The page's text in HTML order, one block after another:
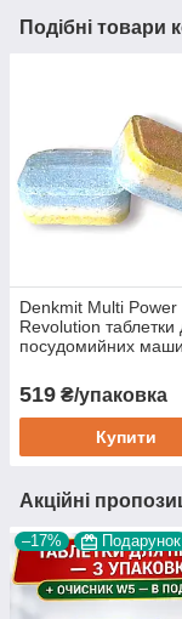
Подібні товари
Denkmit Multi Power
Revolution таблетки
посудомийних
519 ₴/упаковка
Купити
Акційні
–17% Подарунок